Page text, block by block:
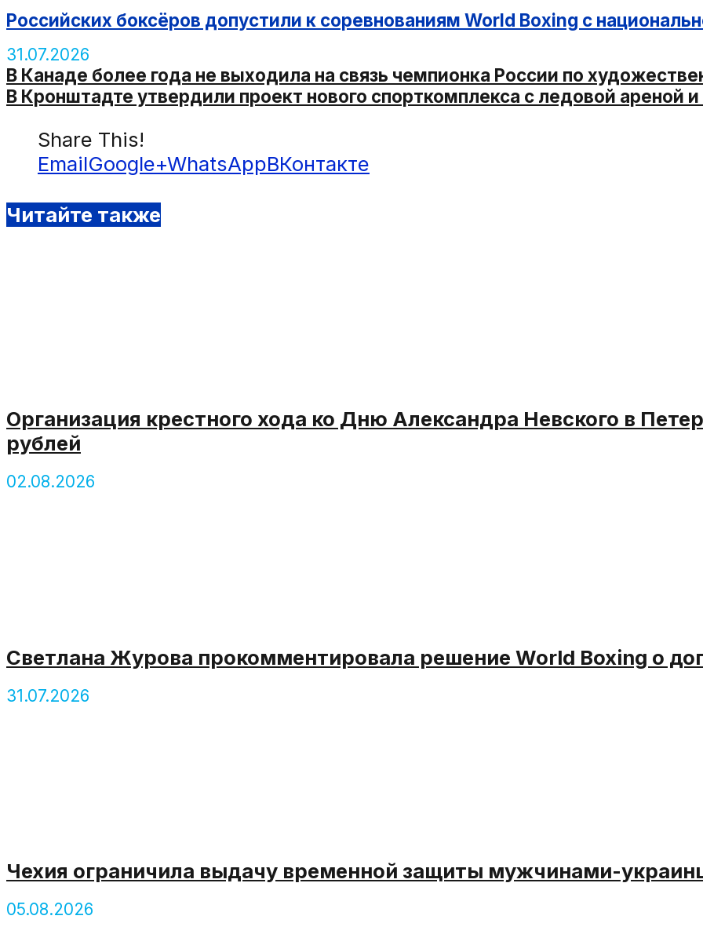
Российских боксёров допустили к соревнованиям World Boxing с
31.07.2026
В Канаде более года не выходила на связь чемпионка России по
В Кронштадте утвердили проект нового спорткомплекса с ледовой ареной
Share This!
EmailGoogle+WhatsAppВКонтакте
Читайте также
Организация крестного хода ко Дню Александра Невского в
рублей
02.08.2026
Светлана Журова прокомментировала решение World Boxing о
31.07.2026
Чехия ограничила выдачу временной защиты мужчинами-
05.08.2026